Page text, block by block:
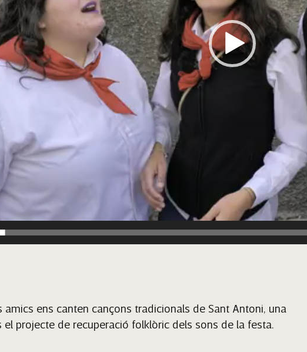
amics ens canten cançons tradicionals de Sant Antoni, una
projecte de recuperació folklòric dels sons de la festa.